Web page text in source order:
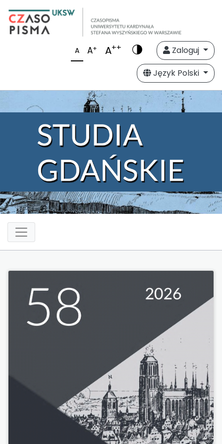
A A+ A++
Zaloguj
Język Polski